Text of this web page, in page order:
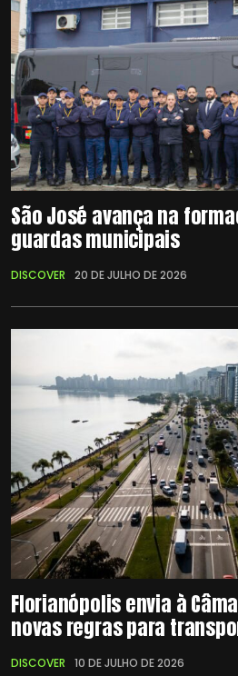
São José avança na
guardas municipais
DISCOVER 20 DE JULHO DE 2026
Florianópolis envia à
novas regras para
DISCOVER 10 DE JULHO DE 2026